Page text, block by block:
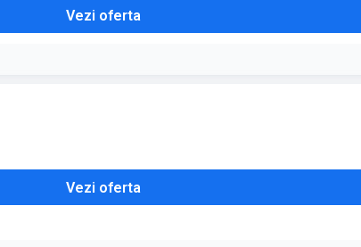
Vezi oferta
Vezi oferta